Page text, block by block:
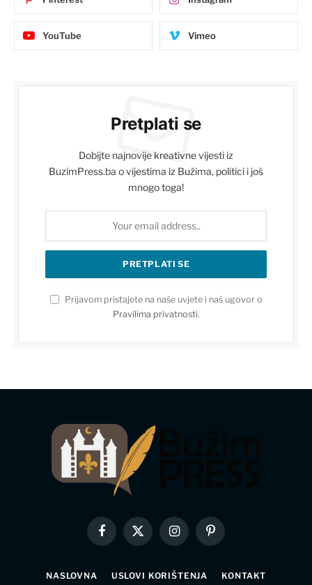
YouTube Vimeo
Pretplati se
Dobijte najnovije kreativne vijesti iz
BuzimPress.ba o vijestima iz Bužima, politici i još
mnogo toga!
Prijavom pristajete na naše uvjete i naš ugovor o
Pravilima privatnosti.
Facebook
X
(Twitter)
InstagramPinterest
NASLOVNA USLOVI KORIŠTENJA KONTAKT